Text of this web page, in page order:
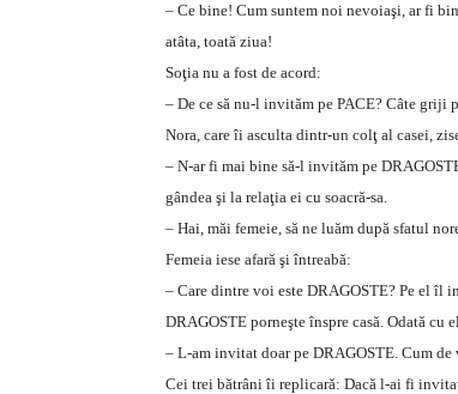
– Ce bine! Cum suntem noi nevoiaşi, ar fi
atâta, toată ziua!
Soţia nu a fost de acord:
– De ce să nu-l invităm pe PACE? Câte
Nora, care îi asculta dintr-un colţ al casei,
– N-ar fi mai bine să-l invităm pe
gândea şi la relaţia ei cu soacră-sa.
– Hai, măi femeie, să ne luăm după sfatul
Femeia iese afară şi întreabă:
– Care dintre voi este DRAGOSTE? Pe el îl
DRAGOSTE porneşte înspre casă. Odată
– L-am invitat doar pe DRAGOSTE. Cum
Cei trei bătrâni îi replicară: Dacă l-ai fi